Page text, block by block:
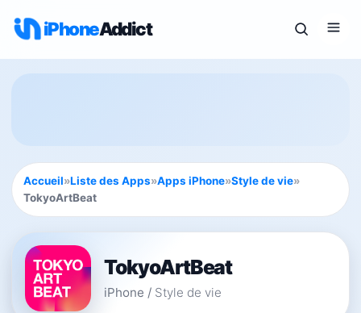
iPhoneAddict
Accueil»Liste des Apps»Apps iPhone»Style de vie»
TokyoArtBeat
TokyoArtBeat
iPhone / Style de vie